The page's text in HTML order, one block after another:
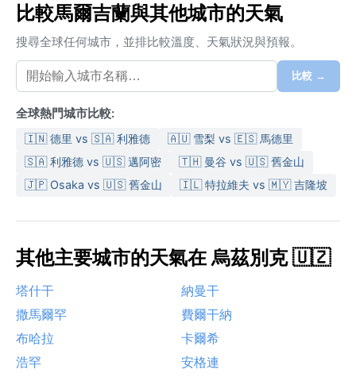
比較馬爾吉蘭與其他城市的天氣
搜尋全球任何城市，並排比較溫度、天氣狀況與預報。
比較 →
全球熱門城市比較:
🇮🇳 德里 vs 🇸🇦 利雅德
🇦🇺 雪梨 vs 🇪🇸 馬德里
🇸🇦 利雅德 vs 🇺🇸 邁阿密
🇹🇭 曼谷 vs 🇺🇸 舊金山
🇯🇵 Osaka vs 🇺🇸 舊金山
🇮🇱 特拉維夫 vs 🇲🇾 吉隆坡
其他主要城市的天氣在 烏茲別克 🇺🇿
塔什干
納曼干
撒馬爾罕
費爾干納
布哈拉
卡爾希
浩罕
安格連